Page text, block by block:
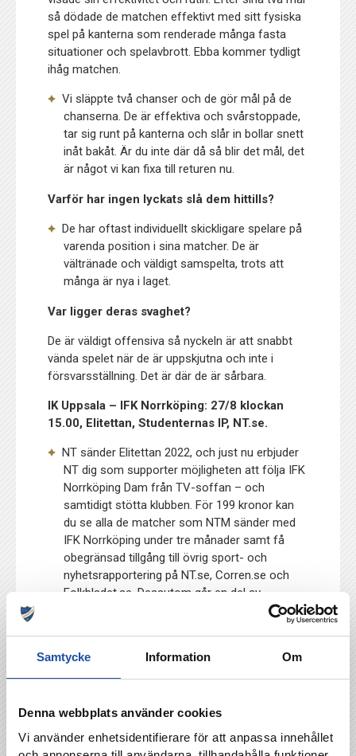
Samtycke Information Om
Denna webbplats använder cookies
Vi använder enhetsidentifierare för att anpassa innehållet
så dödade de matchen effektivt med sitt fysiska
spel på kanterna som renderade många fasta
situationer och spelavbrott. Ebba kommer tydligt
ihåg matchen.
Vi släppte två chanser och de gör mål på de
chanserna. De är effektiva och svårstoppade,
tar sig runt på kanterna och slår in bollar snett
inåt bakåt. Är du inte där då så blir det mål, det
är något vi kan fixa till returen nu.
Varför har ingen lyckats slå dem hittills?
De har oftast individuellt skickligare spelare på
varenda position i sina matcher. De är
vältränade och väldigt samspelta, trots att
många är nya i laget.
Var ligger deras svaghet?
De är väldigt offensiva så nyckeln är att snabbt
vända spelet när de är uppskjutna och inte i
försvarsställning. Det är där de är sårbara.
IK Uppsala – IFK Norrköping: 27/8 klockan
15.00, Elitettan, Studenternas IP, NT.se.
NT sänder Elitettan 2022, och just nu erbjuder
NT dig som supporter möjligheten att följa IFK
Norrköping Dam från TV-soffan – och
samtidigt stötta klubben. För 199 kronor kan
du se alla de matcher som NTM sänder med
IFK Norrköping under tre månader samt få
obegränsad tillgång till övrig sport- och
nyhetsrapportering på NT.se, Corren.se och
Folkbladet.se. Dessutom går en del av
Klicka här